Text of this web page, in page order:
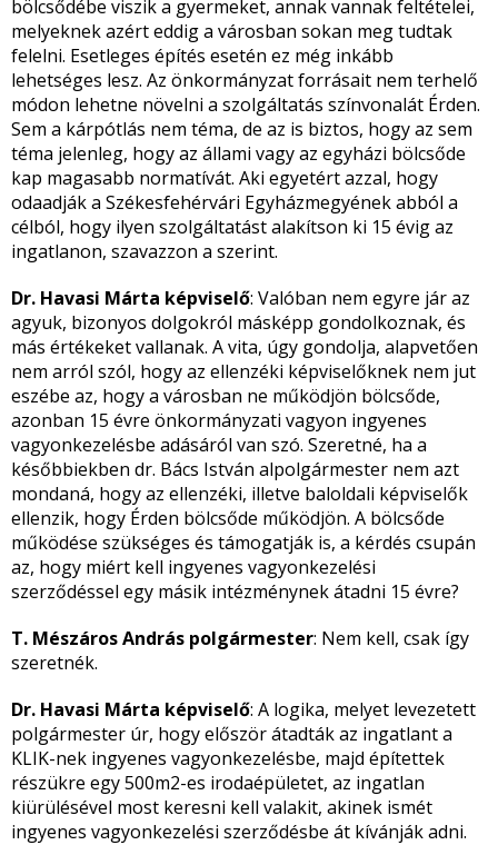
bölcsődébe viszik a gyermeket, annak vannak feltételei,
melyeknek azért eddig a városban sokan meg tudtak
felelni. Esetleges építés esetén ez még inkább
lehetséges lesz. Az önkormányzat forrásait nem terhelő
módon lehetne növelni a szolgáltatás színvonalát Érden.
Sem a kárpótlás nem téma, de az is biztos, hogy az sem
téma jelenleg, hogy az állami vagy az egyházi bölcsőde
kap magasabb normatívát. Aki egyetért azzal, hogy
odaadják a Székesfehérvári Egyházmegyének abból a
célból, hogy ilyen szolgáltatást alakítson ki 15 évig az
ingatlanon, szavazzon a szerint.
Dr. Havasi Márta képviselő: Valóban nem egyre jár az
agyuk, bizonyos dolgokról másképp gondolkoznak, és
más értékeket vallanak. A vita, úgy gondolja, alapvetően
nem arról szól, hogy az ellenzéki képviselőknek nem jut
eszébe az, hogy a városban ne működjön bölcsőde,
azonban 15 évre önkormányzati vagyon ingyenes
vagyonkezelésbe adásáról van szó. Szeretné, ha a
későbbiekben dr. Bács István alpolgármester nem azt
mondaná, hogy az ellenzéki, illetve baloldali képviselők
ellenzik, hogy Érden bölcsőde működjön. A bölcsőde
működése szükséges és támogatják is, a kérdés csupán
az, hogy miért kell ingyenes vagyonkezelési
szerződéssel egy másik intézménynek átadni 15 évre?
T. Mészáros András polgármester: Nem kell, csak így
szeretnék.
Dr. Havasi Márta képviselő: A logika, melyet levezetett
polgármester úr, hogy először átadták az ingatlant a
KLIK-nek ingyenes vagyonkezelésbe, majd építettek
részükre egy 500m2-es irodaépületet, az ingatlan
kiürülésével most keresni kell valakit, akinek ismét
ingyenes vagyonkezelési szerződésbe át kívánják adni.